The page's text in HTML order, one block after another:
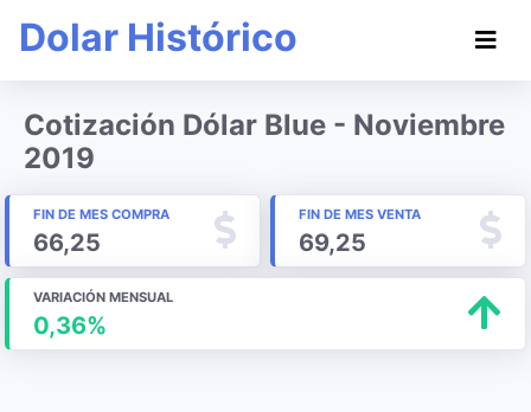
Dolar Histórico
Cotización Dólar Blue - Noviembre
2019
FIN DE MES COMPRA
66,25
FIN DE MES VENTA
69,25
VARIACIÓN MENSUAL
0,36%